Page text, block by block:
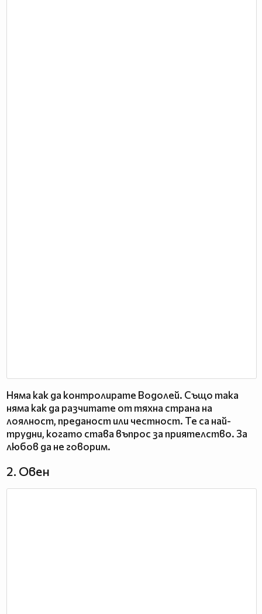
Няма как да контролирате Водолей. Също така
няма как да разчитате от тяхна страна на
лоялност, преданост или честност. Те са най-
трудни, когато става въпрос за приятелство. За
любов да не говорим.
2. Овен